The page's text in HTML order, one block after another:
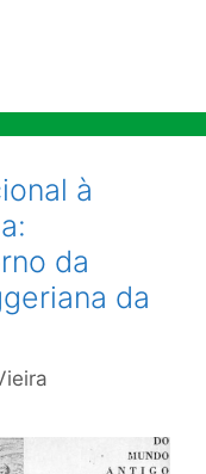
à
da
da